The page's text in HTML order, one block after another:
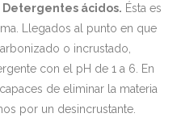
Detergentes ácidos. Ésta es
Llegados al punto en que
o incrustado,
con el pH de 1 a 6. En
de eliminar la materia
por un desincrustante.